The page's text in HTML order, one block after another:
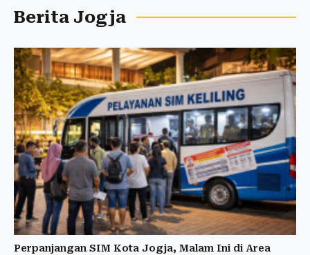
Berita Jogja
Perpanjangan SIM Kota Jogja, Malam Ini di Area